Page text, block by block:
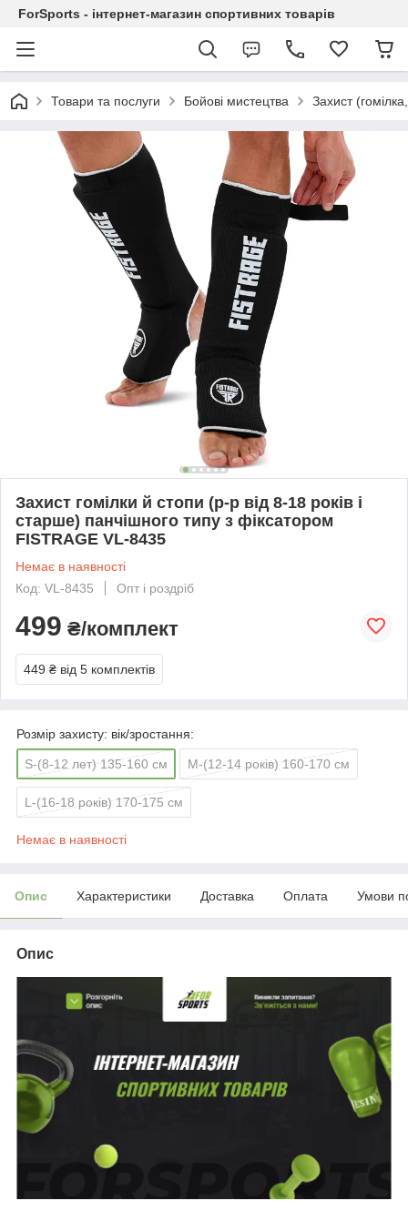
ForSports - інтернет-магазин спортивних товарів
Товари та послуги Бойові мистецтва Захист
Захист гомілки й стопи (р-р від 8-18 років і
старше) панчішного типу з фіксатором
FISTRAGE VL-8435
Немає в наявності
Код: VL-8435
Опт і роздріб
499 ₴/комплект
449 ₴ від 5 комплектів
Розмір захисту: вік/зростання:
S-(8-12 лет) 135-160 см M-(12-14 років) 160-170 см
L-(16-18 років) 170-175 см
Немає в наявності
Опис Характеристики Доставка Оплата Умови
Опис